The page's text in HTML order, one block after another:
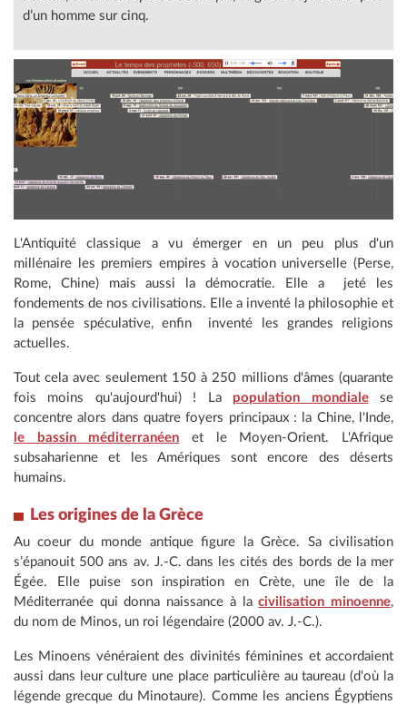
d’un homme sur cinq.
L'Antiquité classique a vu émerger en un peu plus d'un
millénaire les premiers empires à vocation universelle (Perse,
Rome, Chine) mais aussi la démocratie. Elle a jeté les
fondements de nos civilisations. Elle a inventé la philosophie et
la pensée spéculative, enfin inventé les grandes religions
actuelles.
Tout cela avec seulement 150 à 250 millions d'âmes (quarante
fois moins qu'aujourd'hui) ! La population mondialese
concentre alors dans quatre foyers principaux : la Chine, l'Inde,
le bassin méditerranéen et le Moyen-Orient. L'Afrique
subsaharienne et les Amériques sont encore des déserts
humains.
Les origines de la Grèce
Au coeur du monde antique figure la Grèce. Sa civilisation
s’épanouit 500 ans av. J.-C. dans les cités des bords de la mer
Égée. Elle puise son inspiration en Crète, une île de la
Méditerranée qui donna naissance à lacivilisation minoenne,
du nom de Minos, un roi légendaire (2000 av. J.-C.).
Les Minoens vénéraient des divinités féminines et accordaient
aussi dans leur culture une place particulière au taureau (d'où la
légende grecque du Minotaure). Comme les anciens Égyptiens